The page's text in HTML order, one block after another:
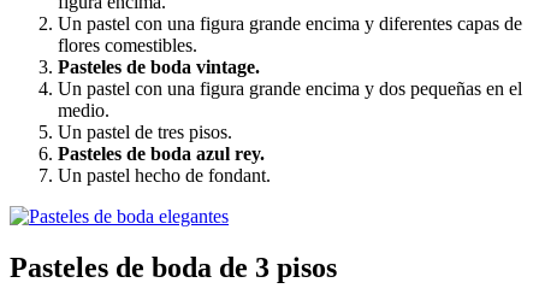
Un pastel con una figura grande encima y diferentes capas de
flores comestibles.
Pasteles de boda vintage.
Un pastel con una figura grande encima y dos pequeñas en el
medio.
Un pastel de tres pisos.
Pasteles de boda azul rey.
Un pastel hecho de fondant.
Pasteles de boda de 3 pisos